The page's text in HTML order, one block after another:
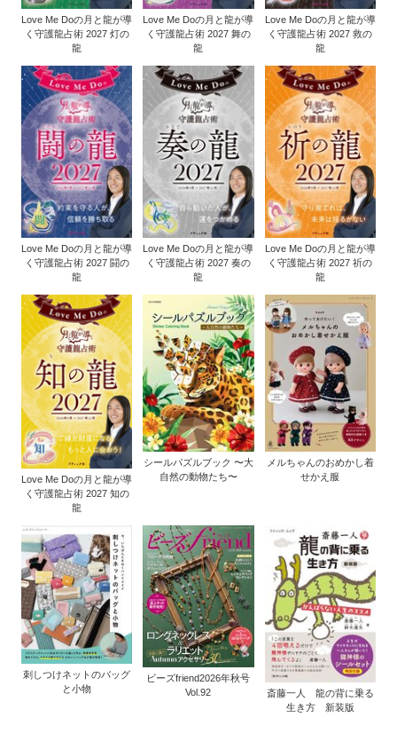
Love Me Doの月と龍が導
く守護龍占術 2027 灯の
龍
Love Me Doの月と龍が導
く守護龍占術 2027 舞の
龍
Love Me Doの月と龍が導
く守護龍占術 2027 救の
龍
Love Me Doの月と龍が導
く守護龍占術 2027 闘の
龍
Love Me Doの月と龍が導
く守護龍占術 2027 奏の
龍
Love Me Doの月と龍が導
く守護龍占術 2027 祈の
龍
Love Me Doの月と龍が導
く守護龍占術 2027 知の
龍
シールパズルブック 〜大
自然の動物たち〜
メルちゃんのおめかし着
せかえ服
刺しつけネットのバッグ
と小物
ビーズfriend2026年秋号
Vol.92
斎藤一人 龍の背に乗る
生き方 新装版